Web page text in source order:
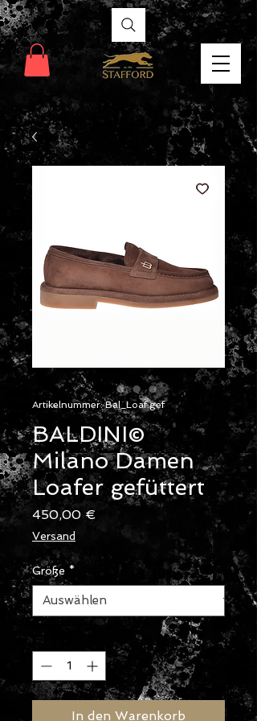
Artikelnummer: Bal_Loaf.gef
BALDINI©
Milano Damen
Loafer gefüttert
450,00 €
Versand
Größe *
Anzahl
In den Warenkorb